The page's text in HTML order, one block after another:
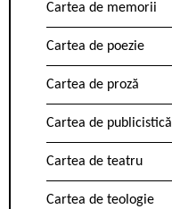
Cartea de memorii
Cartea de poezie
Cartea de proză
Cartea de publicistică
Cartea de teatru
Cartea de teologie